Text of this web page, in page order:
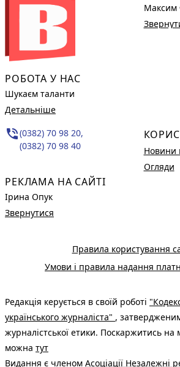
РОБОТА У НАС
Шукаєм таланти
Детальніше
phone_in_talk(0382) 70 98 20,
(0382) 70 98 40
РЕКЛАМА НА САЙТІ
Ірина Опук
Звернутися
Максим
Новини
Огляди
Правила користування
Умови і правила надання
Редакція керується в своїй роботі
українського журналіста" ,
журналістської етики. Поскаржитись на
можна тут
Видання є членом Асоціації Незалежні